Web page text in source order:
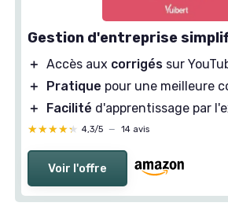
Gestion d'entreprise
＋ Accès aux corrigés sur
＋
Pratique pour une meilleure
＋
Facilité d'apprentissage par
★★★★★
★★★★★ 4,3/5 — 14 avis
Voir l'offre